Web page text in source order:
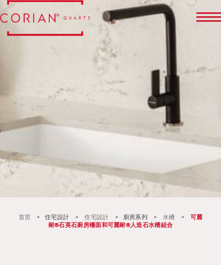
水槽首页 > 住宅設計 > 住宅設計 > 廚房系列 > 水槽 >
可麗
耐®石英石廚房檯面和可麗耐®人造石水槽組合